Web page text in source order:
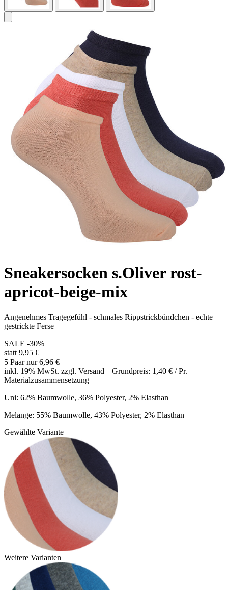
Sneakersocken s.Oliver rost-
apricot-beige-mix
Angenehmes Tragegefühl - schmales Rippstrickbündchen - echte
gestrickte Ferse
SALE -30%
statt 9,95 €
5 Paar nur 6,96 €
inkl. 19% MwSt. zzgl. Versand | Grundpreis: 1,40 € / Pr.
Materialzusammensetzung
Uni: 62% Baumwolle, 36% Polyester, 2% Elasthan
Melange: 55% Baumwolle, 43% Polyester, 2% Elasthan
Gewählte Variante
Weitere Varianten